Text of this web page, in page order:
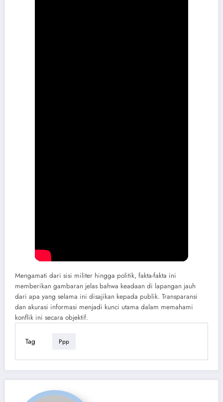
Mengamati dari sisi militer hingga politik, fakta-fakta ini
memberikan gambaran jelas bahwa keadaan di lapangan jauh
dari apa yang selama ini disajikan kepada publik. Transparansi
dan akurasi informasi menjadi kunci utama dalam memahami
konflik ini secara objektif.
Tag Ppp